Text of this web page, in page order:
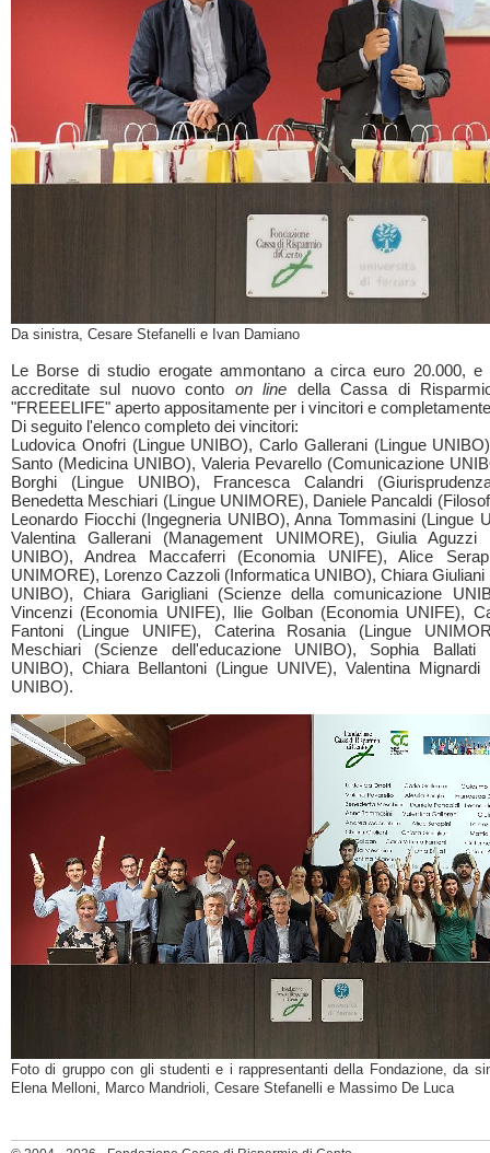
Da sinistra, Cesare Stefanelli e Ivan Damiano
Le Borse di studio erogate ammontano a circa euro 20.000, e
accreditate sul nuovo conto on line della Cassa di
"FREEELIFE" aperto appositamente per i vincitori e
Di seguito l'elenco completo dei vincitori:
Ludovica Onofri (Lingue UNIBO), Carlo Gallerani (Lingue
Santo (Medicina UNIBO), Valeria Pevarello (Comunicazione
Borghi (Lingue UNIBO), Francesca Calandri
Benedetta Meschiari (Lingue UNIMORE), Daniele Pancaldi
Leonardo Fiocchi (Ingegneria UNIBO), Anna Tommasini (Lingue
Valentina Gallerani (Management UNIMORE), Giulia Aguzzi
UNIBO), Andrea Maccaferri (Economia UNIFE), Alice
UNIMORE), Lorenzo Cazzoli (Informatica UNIBO), Chiara Giuliani
UNIBO), Chiara Garigliani (Scienze della comunicazione
Vincenzi (Economia UNIFE), Ilie Golban (Economia UNIFE),
Fantoni (Lingue UNIFE), Caterina Rosania (Lingue
Meschiari (Scienze dell'educazione UNIBO), Sophia Ballati
UNIBO), Chiara Bellantoni (Lingue UNIVE), Valentina Mignardi
UNIBO).
Foto di gruppo con gli studenti e i rappresentanti della Fondazione, da
Elena Melloni, Marco Mandrioli, Cesare Stefanelli e Massimo De Luca